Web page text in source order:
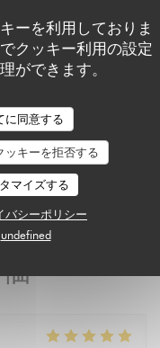
ーを利用しておりま
クッキー利用の設定
ができます。
に同意する
ッキーを拒否する
マイズする
バシーポリシー
undefined